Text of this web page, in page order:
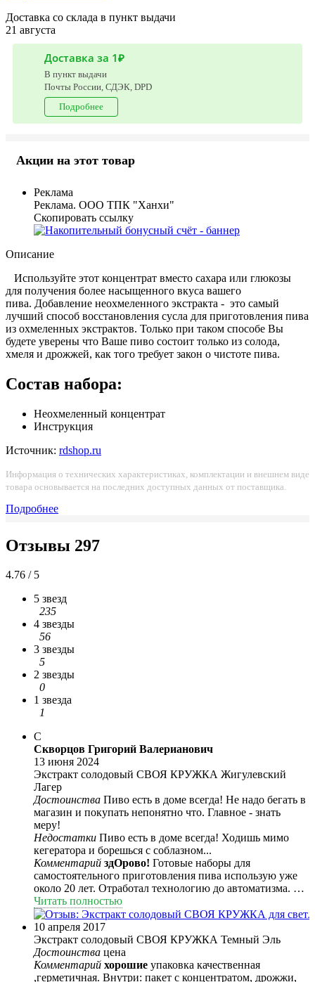
Доставка со склада в пункт выдачи
21 августа
Доставка за 1₽
В пункт выдачи
Почты России, СДЭК, DPD
Подробнее
Акции на этот товар
Реклама
Реклама. ООО ТПК "Ханхи"
Скопировать ссылку
Описание
Используйте этот концентрат вместо сахара или глюкозы
для получения более насыщенного вкуса вашего
пива. Добавление неохмеленного экстракта - это самый
лучший способ восстановления сусла для приготовления пива
из охмеленных экстрактов. Только при таком способе Вы
будете уверены что Ваше пиво состоит только из солода,
хмеля и дрожжей, как того требует закон о чистоте пива.
Состав набора:
Неохмеленный концентрат
Инструкция
Источник: rdshop.ru
Информация о технических характеристиках, комплектации и внешнем виде
товара основывается на последних доступных данных от поставщика.
Подробнее
Отзывы 297
4.76 / 5
5 звезд
235
4 звезды
56
3 звезды
5
2 звезды
0
1 звезда
1
С
Скворцов Григорий Валерианович
13 июня 2024
Экстракт солодовый СВОЯ КРУЖКА Жигулевский
Лагер
Достоинства Пиво есть в доме всегда! Не надо бегать в
магазин и покупать непонятно что. Главное - знать
меру!
Недостатки Пиво есть в доме всегда! Ходишь мимо
кегератора и борешься с соблазном...
Комментарий здОрово! Готовые наборы для
самостоятельного приготовления пива использую уже
около 20 лет. Отработал технологию до автоматизма. От
начала приготовления до готового продукта - всего 10-
14 дней. Последние 8 лет для карбонизации использую
холодильник - кегератор и углекислоту - так процесс
приготовления ускоряется всего до 10 дней.(7-9 дней
брожения, и 2-3 дня - охлаждение и карбонизация) Часть
пива выпивается прямо из кега с помощью
специального крана, часть - по бутылкам для друзей. На
Читать полностью
10 апреля 2017
Экстракт солодовый СВОЯ КРУЖКА Темный Эль
Достоинства цена
Комментарий хорошие упаковка качественная
,герметичная. Внутри: пакет с концентратом, дрожжи,